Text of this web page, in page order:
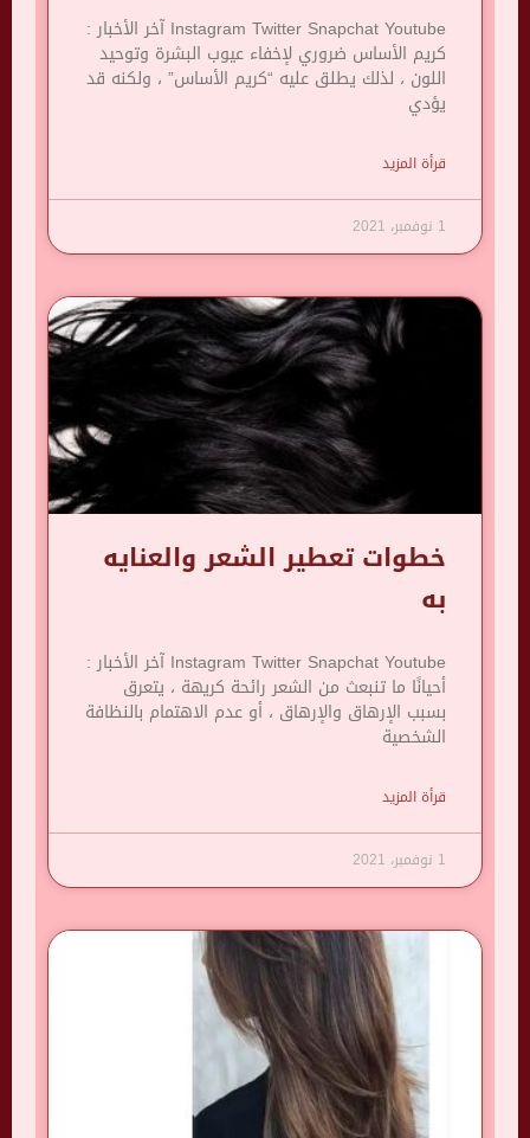
Instagram Twitter Snapchat Youtube آخر الأخبار :
كريم الأساس ضروري لإخفاء عيوب البشرة وتوحيد
اللون ، لذلك يطلق عليه “كريم الأساس” ، ولكنه قد
يؤدي
قرأة المزيد
1 نوفمبر، 2021
خطوات تعطير الشعر والعنايه
به
Instagram Twitter Snapchat Youtube آخر الأخبار :
أحيانًا ما تنبعث من الشعر رائحة كريهة ، يتعرق
بسبب الإرهاق والإرهاق ، أو عدم الاهتمام بالنظافة
الشخصية
قرأة المزيد
1 نوفمبر، 2021